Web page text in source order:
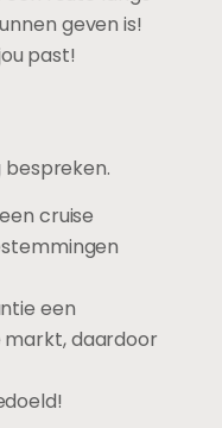
geven is!
past!
cruise
een
markt, daardoor